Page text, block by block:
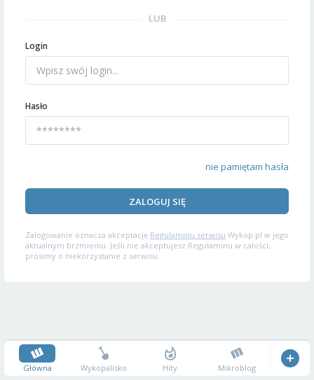
LUB
Login
Hasło
nie pamiętam hasła
ZALOGUJ SIĘ
Zalogowanie oznacza akceptację Regulaminu serwisu Wykop.pl w jego
aktualnym brzmieniu. Jeśli nie akceptujesz Regulaminu w całości,
prosimy o niekorzystanie z serwisu.
Główna Wykopalisko Hity Mikroblog